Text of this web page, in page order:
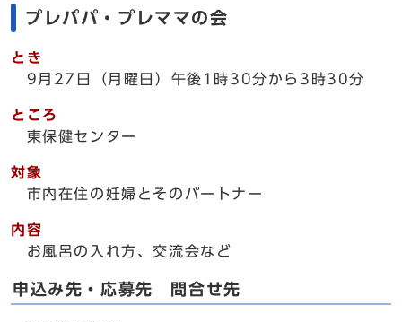
プレパパ・プレママの会
とき
9月27日（月曜日）午後1時30分から3時30分
ところ
東保健センター
対象
市内在住の妊婦とそのパートナー
内容
お風呂の入れ方、交流会など
申込み先・応募先 問合せ先